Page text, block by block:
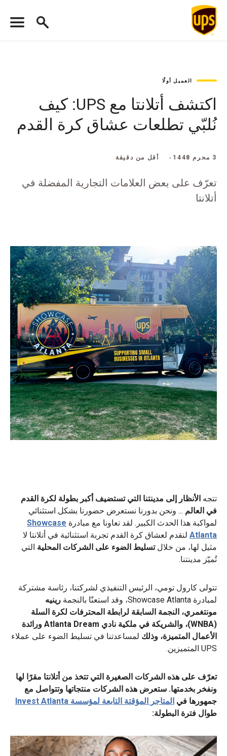
العميل أولًا
اكتشف أتلانتا مع UPS: كيف
نُلبّي تطلعات عشاق كرة القدم
3 محرم 1448 أقل من دقيقة
تعرّف على بعض العلامات التجارية المفضلة في
أتلانتا
تتجه الأنظار إلى مدينتنا التي تستضيف أكبر بطولة لكرة القدم
في العالم ... ونحن بدورنا نستعرض حضورنا بشكل استثنائي
لمواكبة هذا الحدث الكبير. لقد تعاونا مع مبادرة Showcase
Atlanta لنقدم لعشاق كرة القدم تجربة استثنائية في أتلانتا لا
مثيل لها، من خلالتسليط الضوء على الشركات المحلية التي
تُميّز مدينتنا.
تتولى كارول تومي، الرئيس التنفيذي لشركتنا، رئاسة مشتركة
لمبادرة Showcase Atlanta، وقد استعنّا بالنجمة
رينيه
مونتغمري، النجمة السابقة لرابطة المحترفات لكرة السلة
(WNBA)، والشريكة في ملكية نادي Atlanta Dream ورائدة
الأعمال المتميزة، وذلك لمساعدتنا في تسليط الضوء على عملاء
UPS المتميزين.
تعرّف على هذه الشركات الصغيرة التي تتخذ من أتلانتا مقرًا لها
ونفخر بخدمتها. ستعرض هذه الشركات منتجاتها وتتواصل مع
جمهورها في المتاجر المؤقتة التابعة لمؤسسة Invest Atlanta
طوال فترة البطولة: